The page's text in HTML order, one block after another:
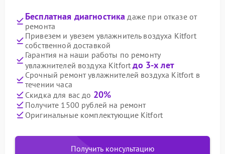
Бесплатная диагностика даже при отказе от
ремонта
Привезем и увезем увлажнитель воздуха Kitfort
собственной доставкой
Гарантия на наши работы по ремонту
увлажнителей воздуха Kitfortдо 3-х лет
Срочный ремонт увлажнителей воздуха Kitfort в
течении часа
Скидка для вас до 20%
Получите 1500 рублей на ремонт
Оригинальные комплектующие Kitfort
Получить консультацию